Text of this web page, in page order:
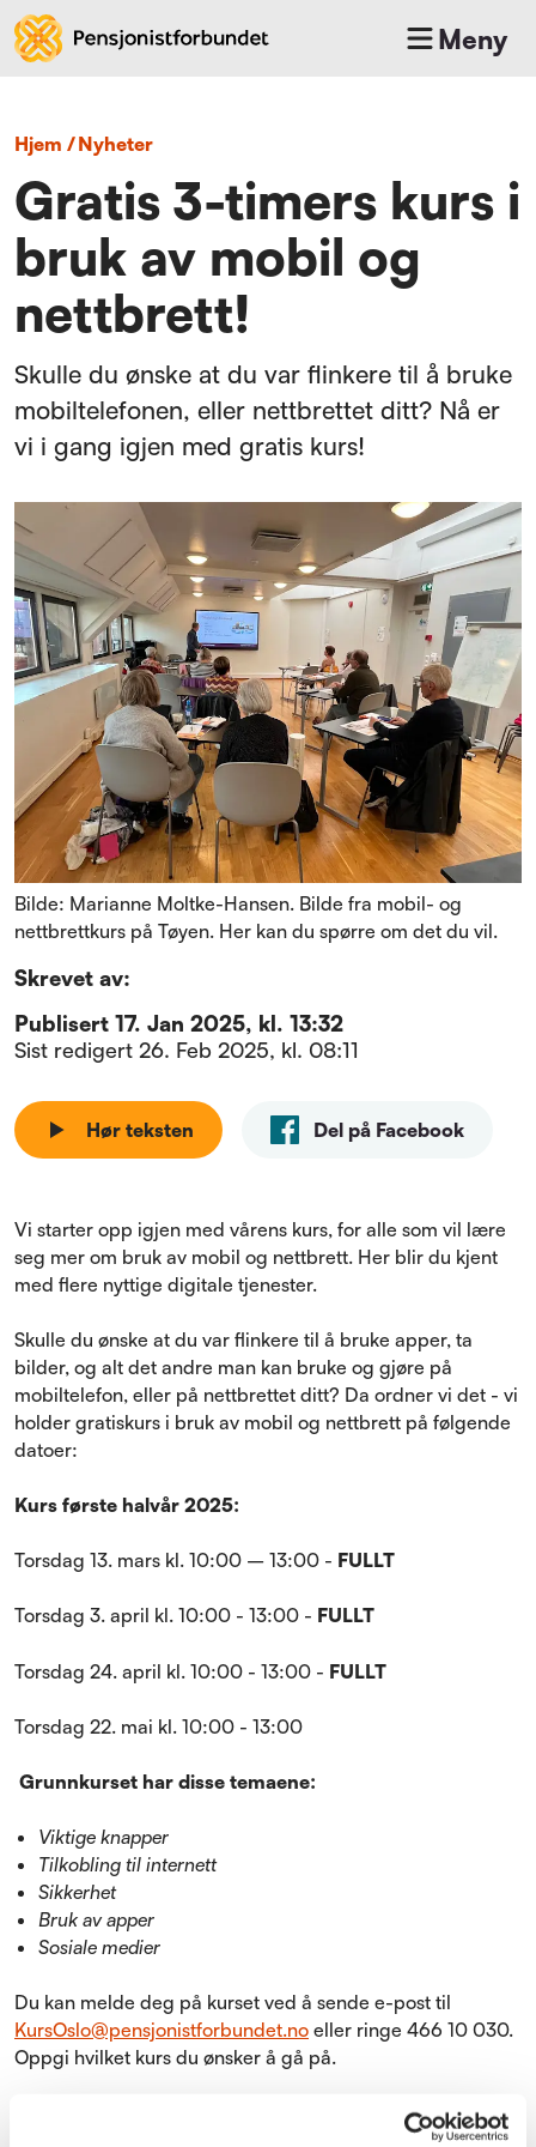
Meny
Hjem / nyheter
Gratis 3-timers kurs i
bruk av mobil og
nettbrett!
Skulle du ønske at du var flinkere til å bruke
mobiltelefonen, eller nettbrettet ditt? Nå er
vi i gang igjen med gratis kurs!
Bilde: Marianne Moltke-Hansen. Bilde fra mobil- og
nettbrettkurs på Tøyen. Her kan du spørre om det du vil.
Skrevet av:
Publisert 17. Jan 2025, kl. 13:32
Sist redigert 26. Feb 2025, kl. 08:11
Hør teksten Del på Facebook
Vi starter opp igjen med vårens kurs, for alle som vil lære
seg mer om bruk av mobil og nettbrett. Her blir du kjent
med flere nyttige digitale tjenester.
Skulle du ønske at du var flinkere til å bruke apper, ta
bilder, og alt det andre man kan bruke og gjøre på
mobiltelefon, eller på nettbrettet ditt? Da ordner vi det - vi
holder gratiskurs i bruk av mobil og nettbrett på følgende
datoer:
Kurs første halvår 2025:
Torsdag 13. mars kl. 10:00 – 13:00 - FULLT
Torsdag 3. april kl. 10:00 - 13:00 - FULLT
Torsdag 24. april kl. 10:00 - 13:00 - FULLT
Torsdag 22. mai kl. 10:00 - 13:00
Grunnkurset har disse temaene:
Viktige knapper
Tilkobling til internett
Sikkerhet
Bruk av apper
Sosiale medier
​Du kan melde deg på kurset ved å sende e-post til
KursOslo@pensjonistforbundet.no eller ringe 466 10 030.
Oppgi hvilket kurs du ønsker å gå på.
Dersom du har fått plass, får du bekreftelsesbrev ca. en
uke etter at du har sendt e-post med påmelding.